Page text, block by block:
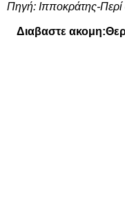
Πηγή: Ιπποκράτης-Περί
Διαβαστε ακομη: